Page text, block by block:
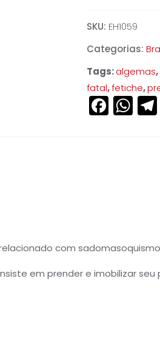
SKU: EH1059
Categorias:
Tags:algemas,
fatal,fetiche,
com
em prender e imobilizar